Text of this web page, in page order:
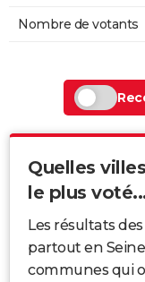
Nombre de votants
Quelles
le plus
Les résultats
partout en
communes qui